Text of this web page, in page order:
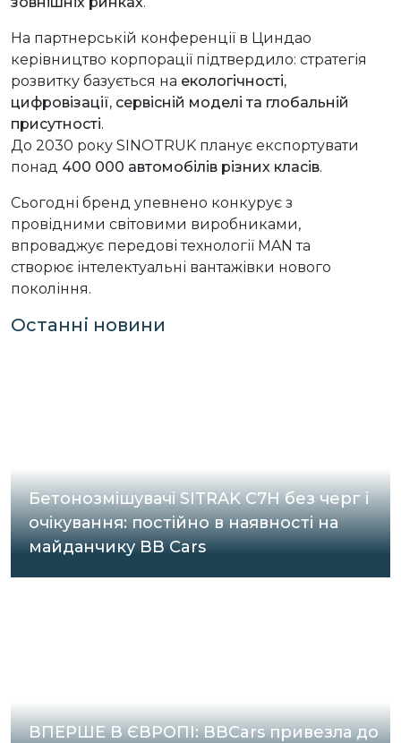
На партнерській конференції в Циндао
керівництво корпорації підтвердило: стратегія
розвитку базується на екологічності,
цифровізації, сервісній моделі та глобальній
присутності.
До 2030 року SINOTRUK планує експортувати
понад 400 000 автомобілів різних класів.
Сьогодні бренд упевнено конкурує з
провідними світовими виробниками,
впроваджує передові технології MAN та
створює інтелектуальні вантажівки нового
покоління.
Останні новини
Бетонозмішувачі SITRAK C7H без черг і
очікування: постійно в наявності на
майданчику BB Cars
ВПЕРШЕ В ЄВРОПІ: BBCars привезла до